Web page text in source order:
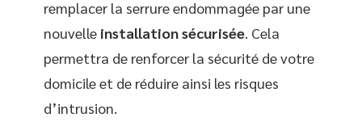
remplacer la serrure endommagée par une
nouvelle installation sécurisée . Cela
permettra de renforcer la sécurité de votre
domicile et de réduire ainsi les risques
d’intrusion.